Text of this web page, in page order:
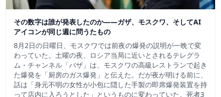
その数字は誰が発表したのか——ガザ、モスクワ、そしてAI
アイコンが同じ週に問うたもの
8月2日の日曜日、モスクワでは前夜の爆発の説明が一晩で変
わっていた。土曜の夜、ロシア当局に近いとされるテレグラ
ム・チャンネル「バザ」は、モスクワの高級レストランで起き
た爆発を「厨房のガス爆発」と伝えた。だが夜が明ける前に、
話は「身元不明の女性が小包に隠した手製の即席爆発装置を持
って店内に入ろうとした」というものに変わっていた。死者3